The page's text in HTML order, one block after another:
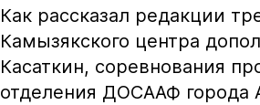
Как рассказал редакции
Камызякского центра
Касаткин, соревнования
отделения ДОСААФ города